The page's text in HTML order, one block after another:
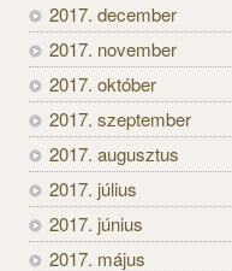
2017. december
2017. november
2017. október
2017. szeptember
2017. augusztus
2017. július
2017. június
2017. május